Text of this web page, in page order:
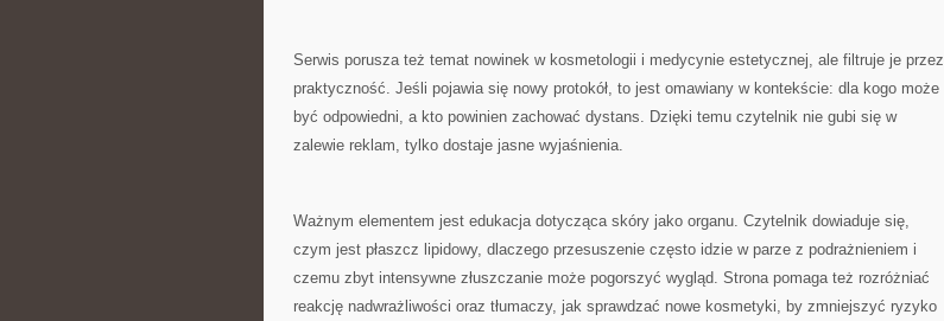
Serwis porusza też temat nowinek w kosmetologii i medycynie estetycznej, ale filtruje je przez
praktyczność. Jeśli pojawia się nowy protokół, to jest omawiany w kontekście: dla kogo może
być odpowiedni, a kto powinien zachować dystans. Dzięki temu czytelnik nie gubi się w
zalewie reklam, tylko dostaje jasne wyjaśnienia.
Ważnym elementem jest edukacja dotycząca skóry jako organu. Czytelnik dowiaduje się,
czym jest płaszcz lipidowy, dlaczego przesuszenie często idzie w parze z podrażnieniem i
czemu zbyt intensywne złuszczanie może pogorszyć wygląd. Strona pomaga też rozróżniać
reakcję nadwrażliwości oraz tłumaczy, jak sprawdzać nowe kosmetyki, by zmniejszyć ryzyko